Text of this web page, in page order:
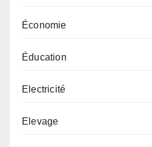
Économie
Éducation
Electricité
Elevage